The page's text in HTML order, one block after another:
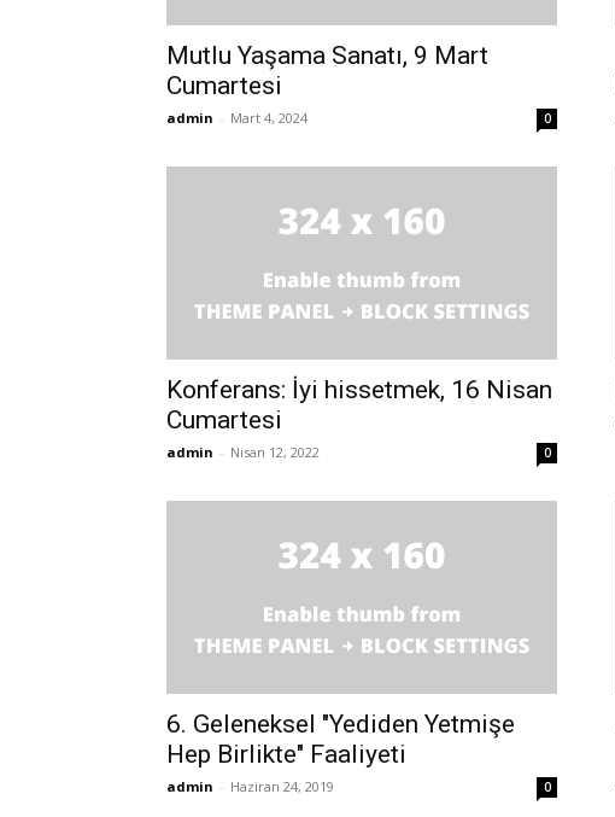
Mutlu Yaşama Sanatı, 9 Mart
Cumartesi
admin - Mart 4, 2024 0
Konferans: İyi hissetmek, 16 Nisan
Cumartesi
admin - Nisan 12, 2022 0
6. Geleneksel "Yediden Yetmişe
Hep Birlikte" Faaliyeti
admin - Haziran 24, 2019 0